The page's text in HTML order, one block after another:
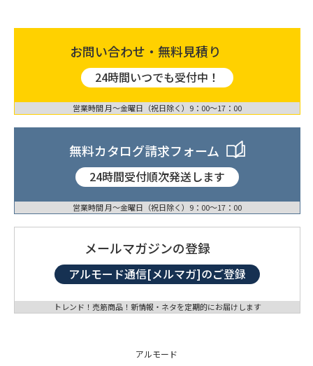
お問い合わせ・無料見積り
24時間いつでも受付中！
営業時間 月〜金曜日（祝日除く）9：00〜17：00
無料カタログ請求フォーム
24時間受付順次発送します
営業時間 月〜金曜日（祝日除く）9：00〜17：00
メールマガジンの登録
アルモード通信[メルマガ]のご登録
トレンド！売筋商品！新情報・ネタを定期的にお届けします
アルモード